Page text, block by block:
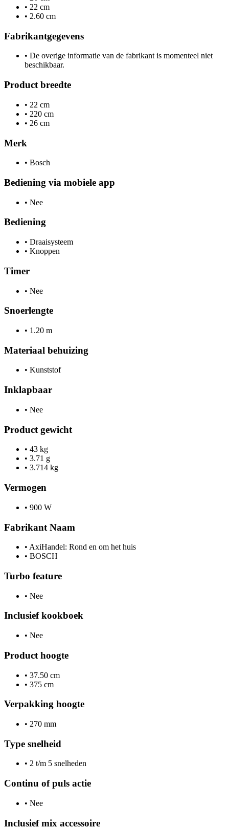
• 22 cm
• 2.60 cm
Fabrikantgegevens
• De overige informatie van de fabrikant is momenteel niet
beschikbaar.
Product breedte
• 22 cm
• 220 cm
• 26 cm
Merk
• Bosch
Bediening via mobiele app
• Nee
Bediening
• Draaisysteem
• Knoppen
Timer
• Nee
Snoerlengte
• 1.20 m
Materiaal behuizing
• Kunststof
Inklapbaar
• Nee
Product gewicht
• 43 kg
• 3.71 g
• 3.714 kg
Vermogen
• 900 W
Fabrikant Naam
• AxiHandel: Rond en om het huis
• BOSCH
Turbo feature
• Nee
Inclusief kookboek
• Nee
Product hoogte
• 37.50 cm
• 375 cm
Verpakking hoogte
• 270 mm
Type snelheid
• 2 t/m 5 snelheden
Continu of puls actie
• Nee
Inclusief mix accessoire